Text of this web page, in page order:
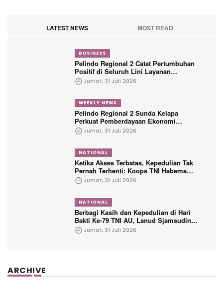
LATEST NEWS MOST READ
BUSINESS
Pelindo Regional 2 Catat Pertumbuhan
Positif di Seluruh Lini Layanan
Kepelabuhanan
Jumat, 31 Juli 2026
WEEKLY NEWS
Pelindo Regional 2 Sunda Kelapa
Perkuat Pemberdayaan Ekonomi
Penyandang Disabilitas Melalui Program
TJSL
Jumat, 31 Juli 2026
NATIONAL
Ketika Akses Terbatas, Kepedulian Tak
Pernah Terhenti: Koops TNI Habema
Hadir untuk Papua
Jumat, 31 Juli 2026
NATIONAL
Berbagi Kasih dan Kepedulian di Hari
Bakti Ke-79 TNI AU, Lanud Sjamsudin
Noor Hadirkan Senyum untuk Anak
Yatim dan Purnawirawan
Jumat, 31 Juli 2026
ARCHIVE